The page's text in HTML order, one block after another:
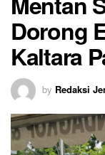
Dorong
Kaltara
by Redaksi